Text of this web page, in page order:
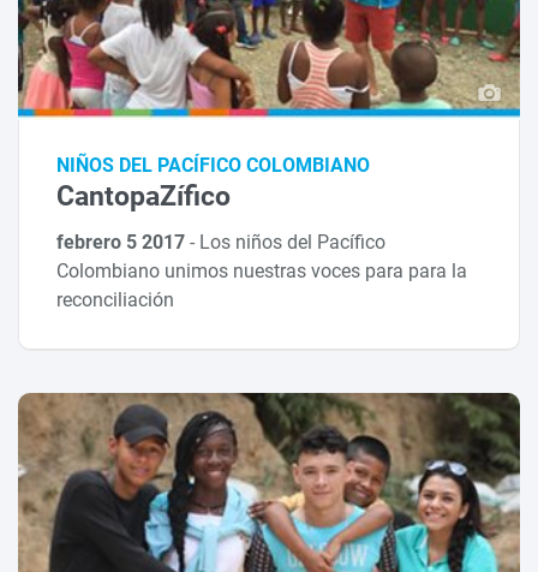
NIÑOS DEL PACÍFICO COLOMBIANO
CantopaZífico
febrero 5 2017- Los niños del Pacífico
Colombiano unimos nuestras voces para para la
reconciliación